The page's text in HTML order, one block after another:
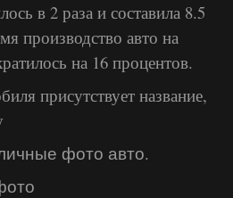
в 2 раза и составила 8.5
производство авто на
на 16 процентов.
присутствует название,
фото авто.